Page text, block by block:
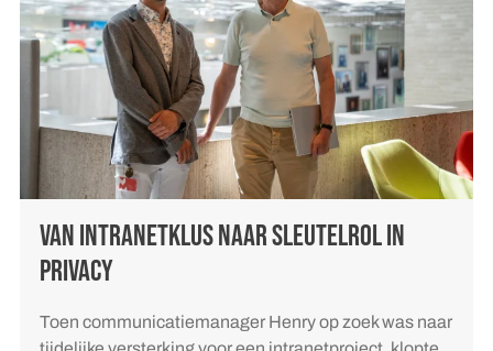
VAN INTRANETKLUS NAAR SLEUTELROL IN
PRIVACY
Toen communicatiemanager Henry op zoek was naar